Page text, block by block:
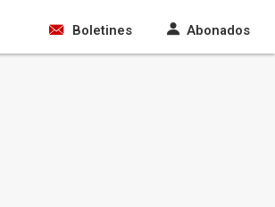
Boletines Abonados